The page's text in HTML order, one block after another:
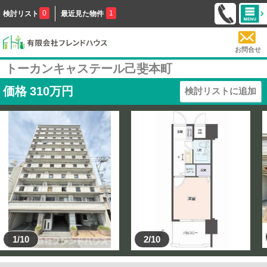
検討リスト 0 最近見た物件 1
お問合せ
トーカンキャステール己斐本町
価格 310万円 検討リストに追加
1/10 2/10